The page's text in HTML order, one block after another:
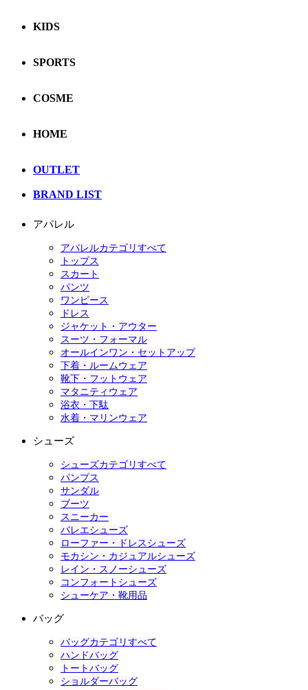
KIDS
SPORTS
COSME
HOME
OUTLET
BRAND LIST
アパレル
アパレルカテゴリすべて
トップス
スカート
パンツ
ワンピース
ドレス
ジャケット・アウター
スーツ・フォーマル
オールインワン・セットアップ
下着・ルームウェア
靴下・フットウェア
マタニティウェア
浴衣・下駄
水着・マリンウェア
シューズ
シューズカテゴリすべて
パンプス
サンダル
ブーツ
スニーカー
バレエシューズ
ローファー・ドレスシューズ
モカシン・カジュアルシューズ
レイン・スノーシューズ
コンフォートシューズ
シューケア・靴用品
バッグ
バッグカテゴリすべて
ハンドバッグ
トートバッグ
ショルダーバッグ